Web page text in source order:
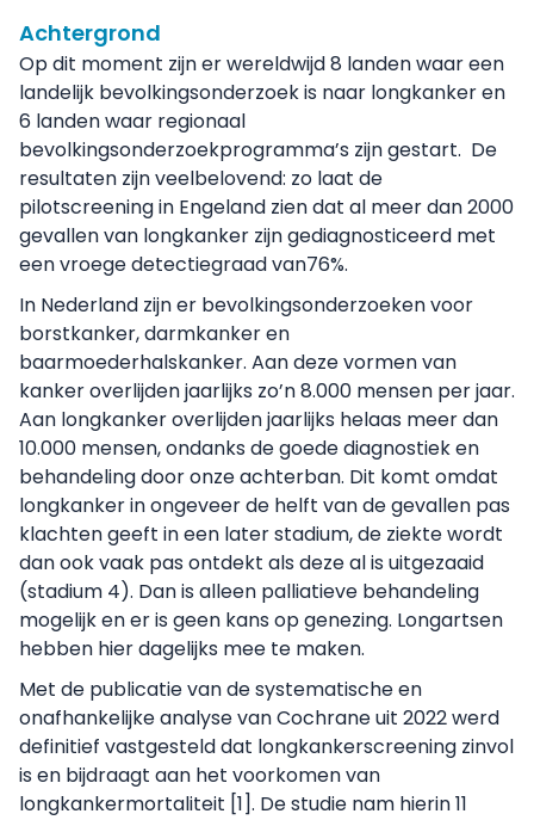
Achtergrond
Op dit moment zijn er wereldwijd 8 landen waar een
landelijk bevolkingsonderzoek is naar longkanker en
6 landen waar regionaal
bevolkingsonderzoekprogramma’s zijn gestart. De
resultaten zijn veelbelovend: zo laat de
pilotscreening in Engeland zien dat al meer dan 2000
gevallen van longkanker zijn gediagnosticeerd met
een vroege detectiegraad van76%.
In Nederland zijn er bevolkingsonderzoeken voor
borstkanker, darmkanker en
baarmoederhalskanker. Aan deze vormen van
kanker overlijden jaarlijks zo’n 8.000 mensen per jaar.
Aan longkanker overlijden jaarlijks helaas meer dan
10.000 mensen, ondanks de goede diagnostiek en
behandeling door onze achterban. Dit komt omdat
longkanker in ongeveer de helft van de gevallen pas
klachten geeft in een later stadium, de ziekte wordt
dan ook vaak pas ontdekt als deze al is uitgezaaid
(stadium 4). Dan is alleen palliatieve behandeling
mogelijk en er is geen kans op genezing. Longartsen
hebben hier dagelijks mee te maken.
Met de publicatie van de systematische en
onafhankelijke analyse van Cochrane uit 2022 werd
definitief vastgesteld dat longkankerscreening zinvol
is en bijdraagt aan het voorkomen van
longkankermortaliteit [1]. De studie nam hierin 11